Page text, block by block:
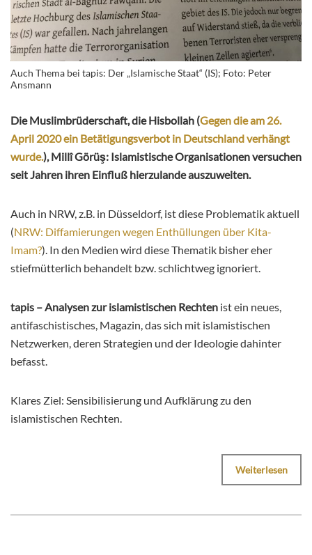
Auch Thema bei tapis: Der „Islamische Staat“ (IS); Foto: Peter
Ansmann
Die Muslimbrüderschaft, die Hisbollah (Gegen die am 26.
April 2020 ein Betätigungsverbot in Deutschland verhängt
wurde.), Millî Görüş: Islamistische Organisationen versuchen
seit Jahren ihren Einfluß hierzulande auszuweiten.
Auch in NRW, z.B. in Düsseldorf, ist diese Problematik aktuell
(NRW: Diffamierungen wegen Enthüllungen über Kita-
Imam?). In den Medien wird diese Thematik bisher eher
stiefmütterlich behandelt bzw. schlichtweg ignoriert.
tapis – Analysen zur islamistischen Rechten ist ein neues,
antifaschistisches, Magazin, das sich mit islamistischen
Netzwerken, deren Strategien und der Ideologie dahinter
befasst.
Klares Ziel: Sensibilisierung und Aufklärung zu den
islamistischen Rechten.
Weiterlesen